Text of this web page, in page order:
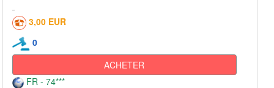
3,00 EUR
0
ACHETER
FR - 74***